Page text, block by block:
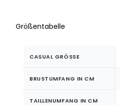
Größentabelle
CASUAL GRÖSSE
BRUSTUMFANG IN CM
TAILLENUMFANG IN CM